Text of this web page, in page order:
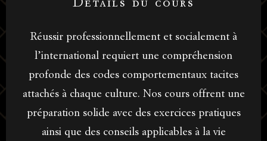
Détails du cours
Réussir professionnellement et socialement à
l’international requiert une compréhension
profonde des codes comportementaux tacites
attachés à chaque culture. Nos cours offrent une
préparation solide avec des exercices pratiques
ainsi que des conseils applicables à la vie